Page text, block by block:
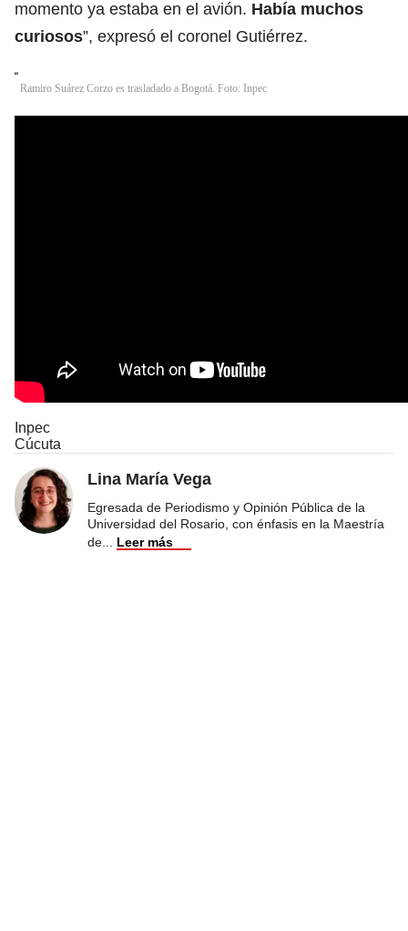
momento ya estaba en el avión. Había muchos
curiosos”, expresó el coronel Gutiérrez.
Ramiro Suárez Corzo es trasladado a Bogotá. Foto: Inpec
Inpec
Cúcuta
Lina María Vega
Egresada de Periodismo y Opinión Pública de la
Universidad del Rosario, con énfasis en la Maestría
de
Leer más